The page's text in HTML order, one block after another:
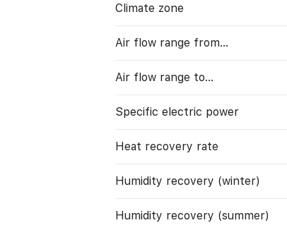
Climate zone
Air flow range from…
Air flow range to…
Specific electric power
Heat recovery rate
Humidity recovery (winter)
Humidity recovery (summer)